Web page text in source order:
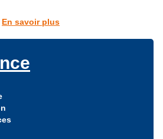
En savoir plus